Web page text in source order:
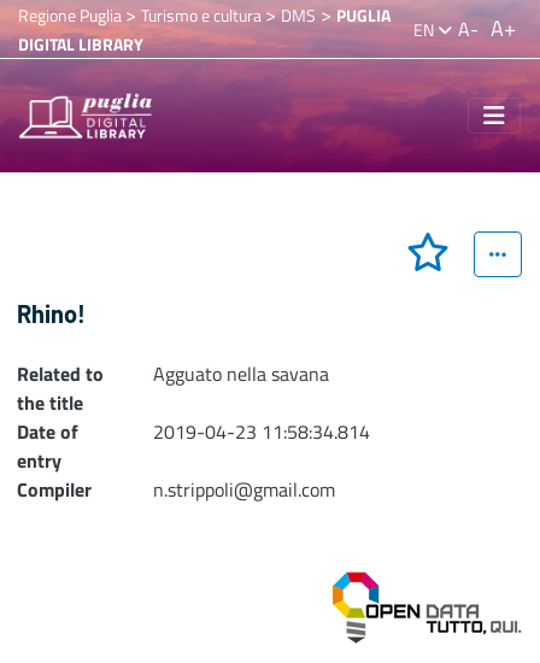
Regione Puglia> Turismo e cultura>DMS > PUGLIA
DIGITAL LIBRARY
EN A- A+
Rhino!
Related to
the title
Agguato nella savana
Date of
entry
2019-04-23 11:58:34.814
Compiler
n.strippoli@gmail.com